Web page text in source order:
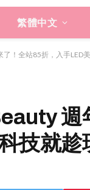
繁體中文
了！全站85折，入手LED
週
技就趁